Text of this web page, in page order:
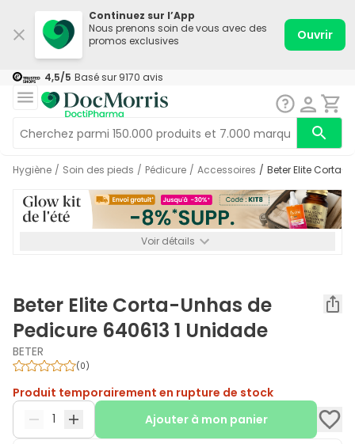
Continuez sur l’App
Nous prenons soin de vous avec des
promos exclusives
Ouvrir
4,5/5 Basé sur 9170 avis
Hygiène / Soin des pieds / Pédicure / Accessoires / Beter Elite
Voir détails
Beter Elite Corta-Unhas de
Pedicure 640613 1 Unidade
BETER
(0)
Produit temporairement en rupture de stock
Ajouter à mon panier